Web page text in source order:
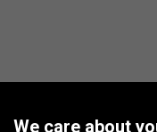
We care about